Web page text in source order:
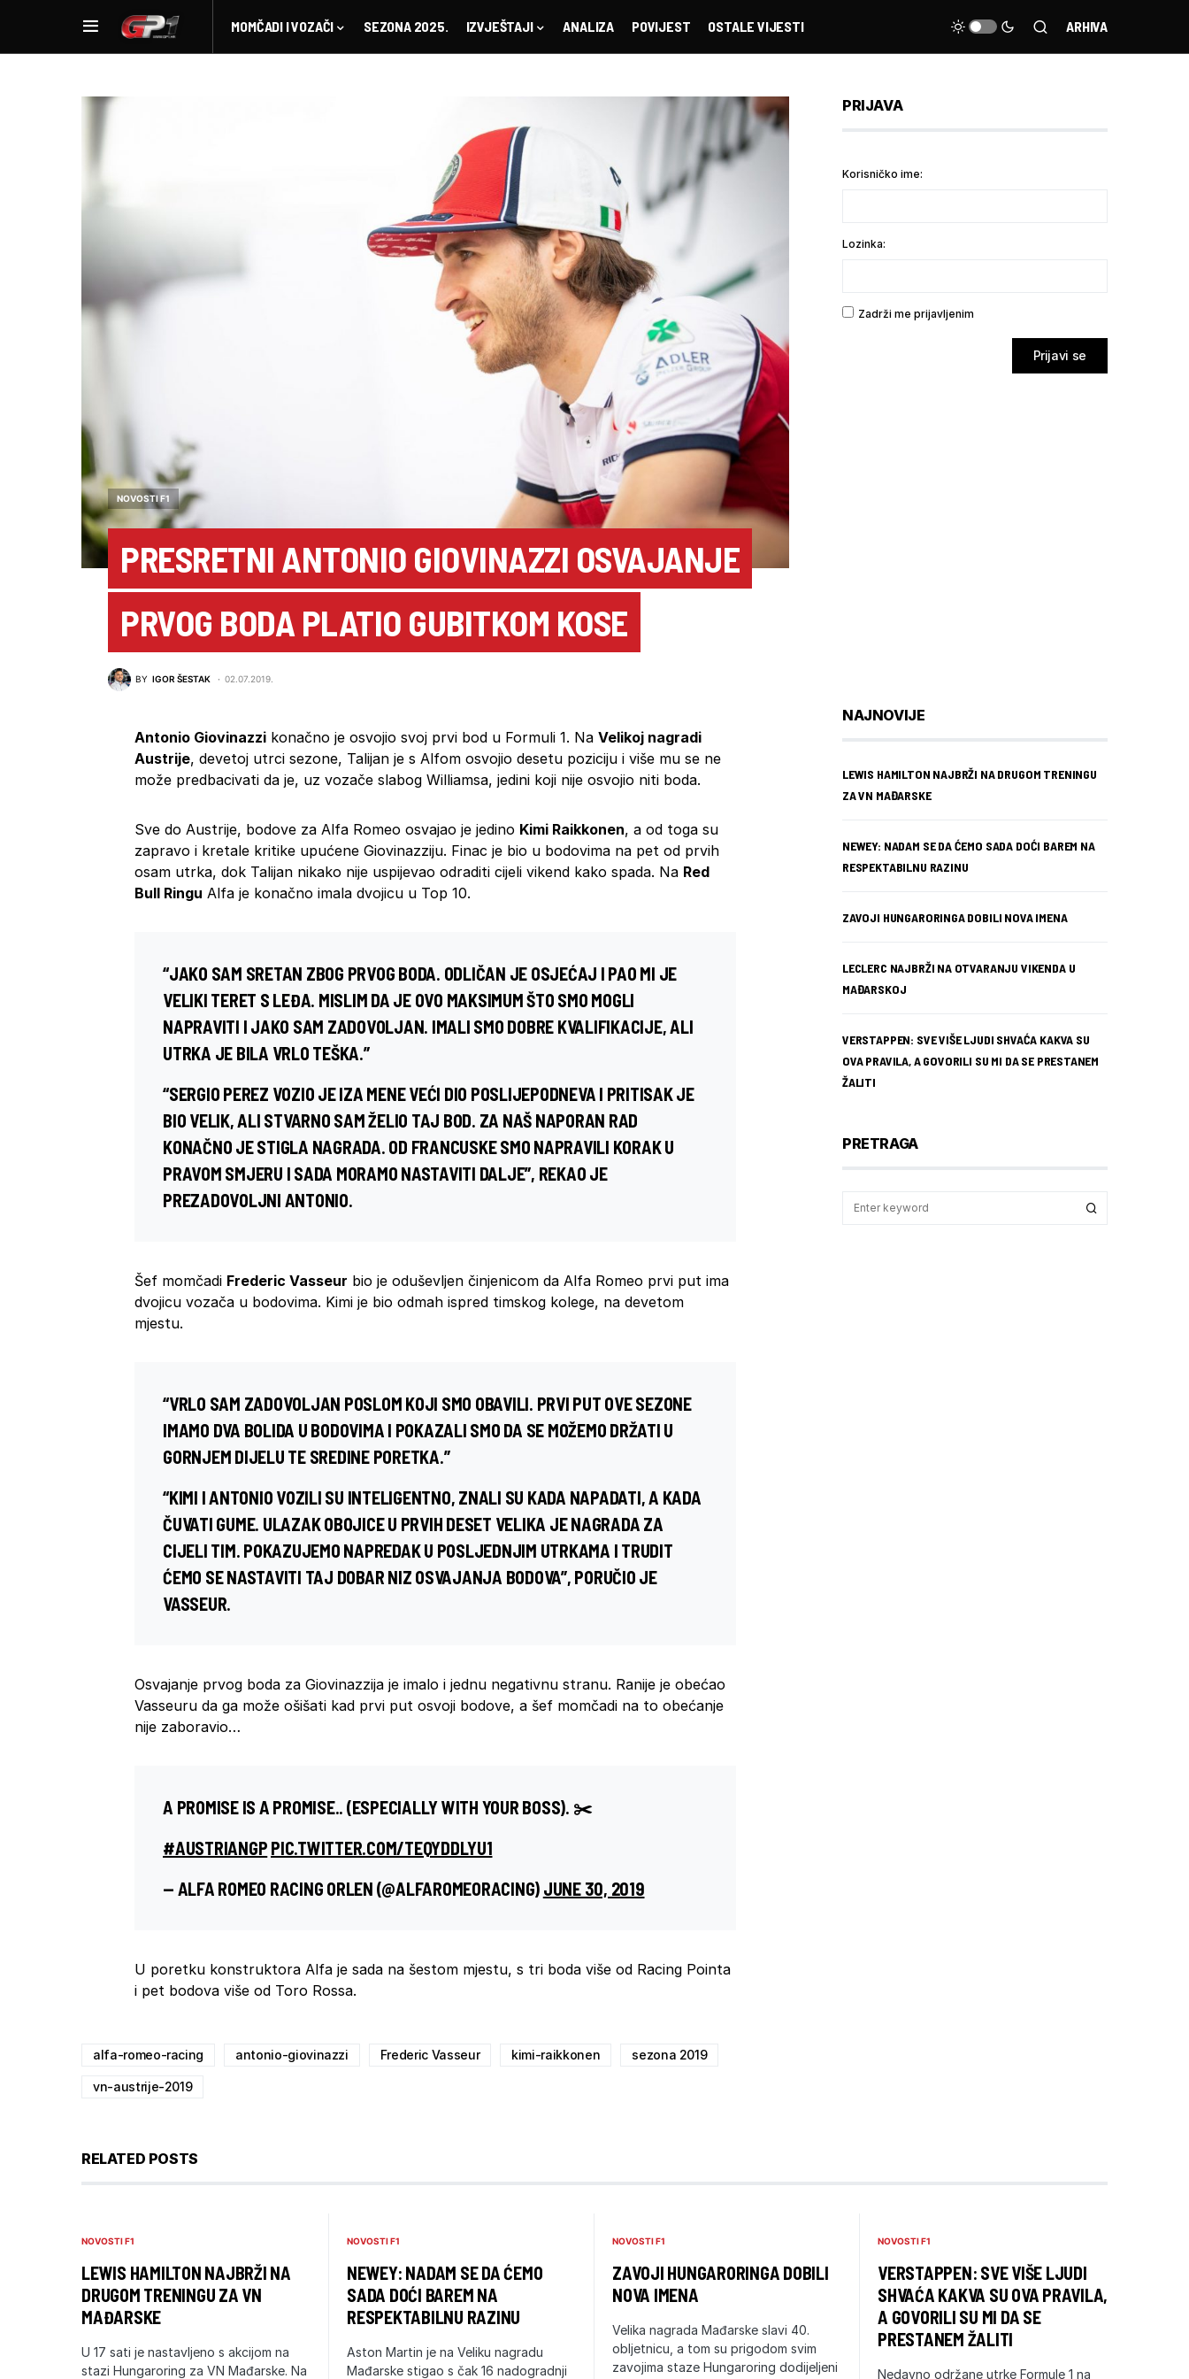
MOMČADI I VOZAČI SEZONA 2025. IZVJEŠTAJI ANALIZA POVIJEST OSTALE VIJESTI ARHIVA
NOVOSTI F1
PRESRETNI ANTONIO GIOVINAZZI OSVAJANJE
PRVOG BODA PLATIO GUBITKOM KOSE
BY IGOR ŠESTAK 02.07.2019.
Antonio Giovinazzi konačno je osvojio svoj prvi bod u Formuli 1. Na Velikoj nagradi
Austrije, devetoj utrci sezone, Talijan je s Alfom osvojio desetu poziciju i više mu se ne
može predbacivati da je, uz vozače slabog Williamsa, jedini koji nije osvojio niti boda.
Sve do Austrije, bodove za Alfa Romeo osvajao je jedino Kimi Raikkonen, a od toga su
zapravo i kretale kritike upućene Giovinazziju. Finac je bio u bodovima na pet od prvih
osam utrka, dok Talijan nikako nije uspijevao odraditi cijeli vikend kako spada. Na Red
Bull Ringu Alfa je konačno imala dvojicu u Top 10.
“JAKO SAM SRETAN ZBOG PRVOG BODA. ODLIČAN JE OSJEĆAJ I PAO MI JE
VELIKI TERET S LEĐA. MISLIM DA JE OVO MAKSIMUM ŠTO SMO MOGLI
NAPRAVITI I JAKO SAM ZADOVOLJAN. IMALI SMO DOBRE KVALIFIKACIJE, ALI
UTRKA JE BILA VRLO TEŠKA.”
“SERGIO PEREZ VOZIO JE IZA MENE VEĆI DIO POSLIJEPODNEVA I PRITISAK JE
BIO VELIK, ALI STVARNO SAM ŽELIO TAJ BOD. ZA NAŠ NAPORAN RAD
KONAČNO JE STIGLA NAGRADA. OD FRANCUSKE SMO NAPRAVILI KORAK U
PRAVOM SMJERU I SADA MORAMO NASTAVITI DALJE”, REKAO JE
PREZADOVOLJNI ANTONIO.
Šef momčadi Frederic Vasseur bio je oduševljen činjenicom da Alfa Romeo prvi put ima
dvojicu vozača u bodovima. Kimi je bio odmah ispred timskog kolege, na devetom
mjestu.
“VRLO SAM ZADOVOLJAN POSLOM KOJI SMO OBAVILI. PRVI PUT OVE SEZONE
IMAMO DVA BOLIDA U BODOVIMA I POKAZALI SMO DA SE MOŽEMO DRŽATI U
GORNJEM DIJELU TE SREDINE PORETKA.”
“KIMI I ANTONIO VOZILI SU INTELIGENTNO, ZNALI SU KADA NAPADATI, A KADA
ČUVATI GUME. ULAZAK OBOJICE U PRVIH DESET VELIKA JE NAGRADA ZA
CIJELI TIM. POKAZUJEMO NAPREDAK U POSLJEDNJIM UTRKAMA I TRUDIT
ĆEMO SE NASTAVITI TAJ DOBAR NIZ OSVAJANJA BODOVA”, PORUČIO JE
VASSEUR.
Osvajanje prvog boda za Giovinazzija je imalo i jednu negativnu stranu. Ranije je obećao
Vasseuru da ga može ošišati kad prvi put osvoji bodove, a šef momčadi na to obećanje
nije zaboravio…
A PROMISE IS A PROMISE.. (ESPECIALLY WITH YOUR BOSS). ✂️
#AUSTRIANGP PIC.TWITTER.COM/TEQYDDLYU1
— ALFA ROMEO RACING ORLEN (@ALFAROMEORACING) JUNE 30, 2019
U poretku konstruktora Alfa je sada na šestom mjestu, s tri boda više od Racing Pointa
i pet bodova više od Toro Rossa.
alfa-romeo-racing antonio-giovinazzi Frederic Vasseur kimi-raikkonen sezona 2019
vn-austrije-2019
PRIJAVA
Korisničko ime:
Lozinka:
Zadrži me prijavljenim
Prijavi se
NAJNOVIJE
LEWIS HAMILTON NAJBRŽI NA DRUGOM TRENINGU
ZA VN MAĐARSKE
NEWEY: NADAM SE DA ĆEMO SADA DOĆI BAREM NA
RESPEKTABILNU RAZINU
ZAVOJI HUNGARORINGA DOBILI NOVA IMENA
LECLERC NAJBRŽI NA OTVARANJU VIKENDA U
MAĐARSKOJ
VERSTAPPEN: SVE VIŠE LJUDI SHVAĆA KAKVA SU
OVA PRAVILA, A GOVORILI SU MI DA SE PRESTANEM
ŽALITI
PRETRAGA
RELATED POSTS
NOVOSTI F1
LEWIS HAMILTON NAJBRŽI NA
DRUGOM TRENINGU ZA VN
MAĐARSKE
U 17 sati je nastavljeno s akcijom na
stazi Hungaroring za VN Mađarske. Na
NOVOSTI F1
NEWEY: NADAM SE DA ĆEMO
SADA DOĆI BAREM NA
RESPEKTABILNU RAZINU
Aston Martin je na Veliku nagradu
Mađarske stigao s čak 16 nadogradnji
NOVOSTI F1
ZAVOJI HUNGARORINGA DOBILI
NOVA IMENA
Velika nagrada Mađarske slavi 40.
obljetnicu, a tom su prigodom svim
zavojima staze Hungaroring dodijeljeni
NOVOSTI F1
VERSTAPPEN: SVE VIŠE LJUDI
SHVAĆA KAKVA SU OVA PRAVILA,
A GOVORILI SU MI DA SE
PRESTANEM ŽALITI
Nedavno održane utrke Formule 1 na